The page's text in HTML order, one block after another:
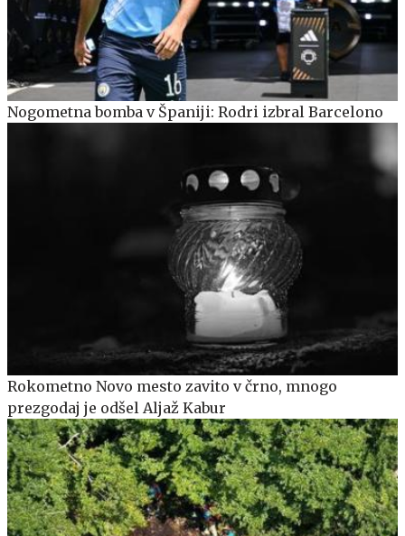
Nogometna bomba v Španiji: Rodri izbral Barcelono
Rokometno Novo mesto zavito v črno, mnogo
prezgodaj je odšel Aljaž Kabur